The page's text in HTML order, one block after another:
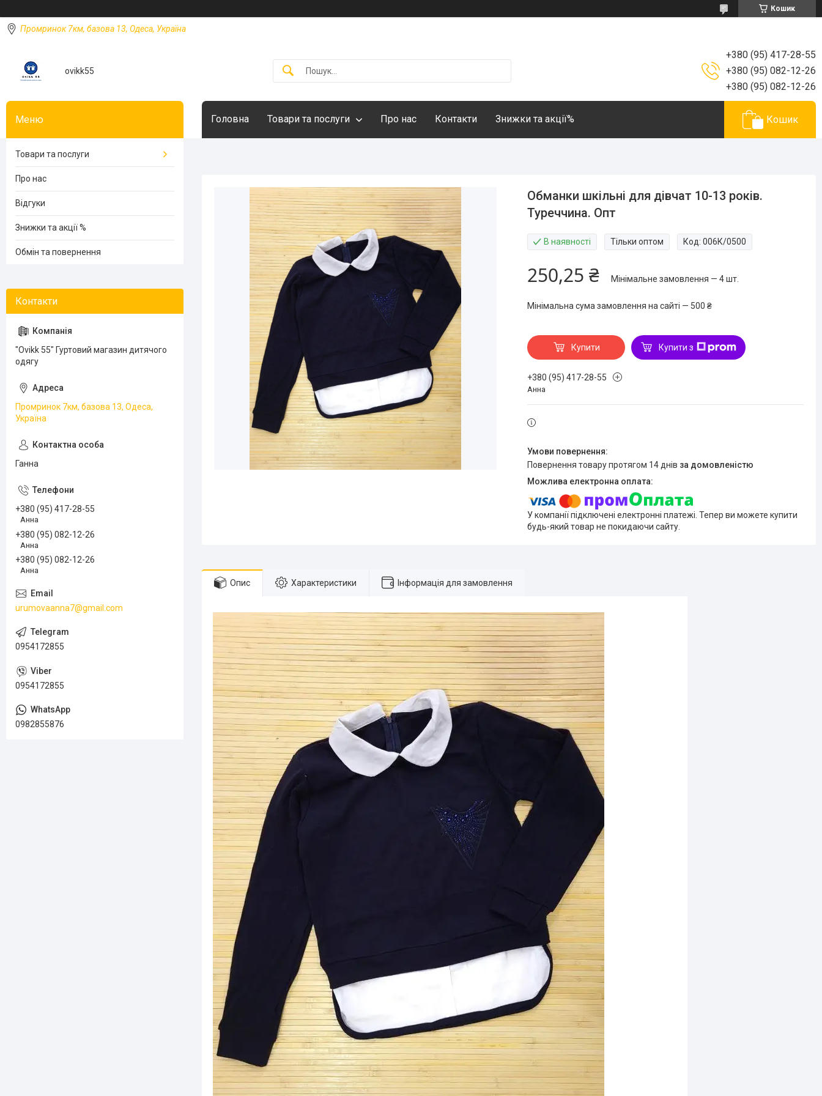
Кошик
Промринок 7км, базова 13, Одеса, Україна
ovikk55
+380 (95) 417-28-55
+380 (95) 082-12-26
+380 (95) 082-12-26
Головна Товари та послуги Про нас Контакти Знижки та акції% Кошик
Обманки шкільні для дівчат 10-13 років.
Туреччина. Опт
В наявності Тільки оптом Код:006К/0500
250,25 ₴ Мінімальне замовлення — 4 шт.
Мінімальна сума замовлення на сайті — 500 ₴
Купити Купити з
+380 (95) 417-28-55
Анна
повернення товару протягом 14 днів за домовленістю
У компанії підключені електронні платежі. Тепер ви можете купити
будь-який товар не покидаючи сайту.
Опис Характеристики Інформація для замовлення
Товари та послуги
Про нас
Відгуки
Знижки та акції %
Обмін та повернення
"Ovikk 55" Гуртовий магазин дитячого
одягу
Промринок 7км, базова 13, Одеса,
Україна
Ганна
+380 (95) 417-28-55
Анна
+380 (95) 082-12-26
Анна
+380 (95) 082-12-26
Анна
urumovaanna7@gmail.com
0954172855
0954172855
0982855876